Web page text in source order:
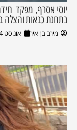
יוסי אסרף, מפקד
בתחנת כבאות והצלה
מירב בן יאיר אוגוסט 4, 2026